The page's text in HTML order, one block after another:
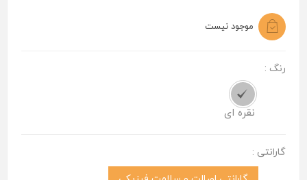
موجود نیست
رنگ :
نقره ای
گارانتی :